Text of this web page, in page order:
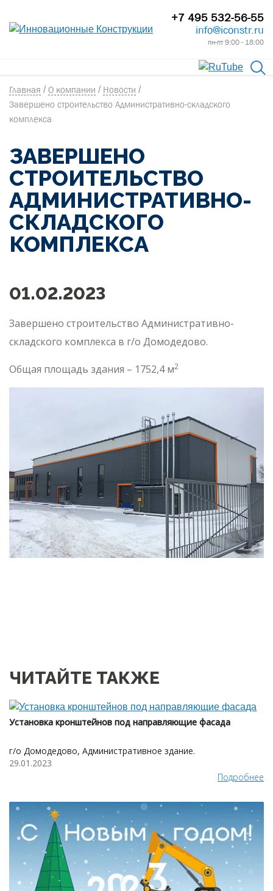
+7 495 532-56-55
info@iconstr.ru
пн-пт 9:00 - 18:00
Главная /О компании / Новости /
Завершено строительство Административно-складского
комплекса
ЗАВЕРШЕНО
СТРОИТЕЛЬСТВО
АДМИНИСТРАТИВНО-
СКЛАДСКОГО
КОМПЛЕКСА
01.02.2023
Завершено строительство Административно-
складского комплекса в г/о Домодедово.
Общая площадь здания – 1752,4 м2
ЧИТАЙТЕ ТАКЖЕ
Установка кронштейнов под направляющие фасада
г/о Домодедово, Административное здание.
29.01.2023
Подробнее